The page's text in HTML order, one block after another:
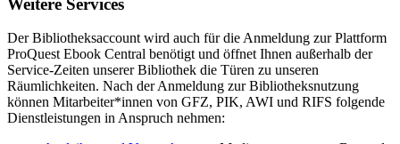
Der Bibliotheksaccount wird auch für die Anmeldung zur Plattform
ProQuest Ebook Central benötigt und öffnet Ihnen außerhalb der
Service-Zeiten unserer Bibliothek die Türen zu unseren
Räumlichkeiten. Nach der Anmeldung zur Bibliotheksnutzung
können Mitarbeiter*innen von GFZ, PIK, AWI und RIFS folgende
Dienstleistungen in Anspruch nehmen: